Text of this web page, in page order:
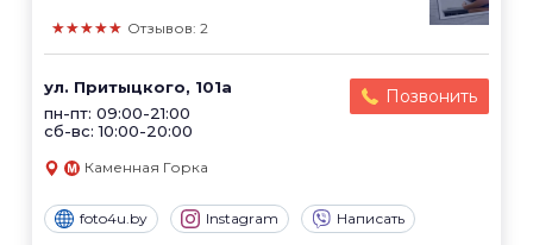
★★★★★ Отзывов: 2
ул. Притыцкого, 101а
пн-пт: 09:00-21:00
сб-вс: 10:00-20:00
Позвонить
Каменная Горка
foto4u.by Instagram Написать